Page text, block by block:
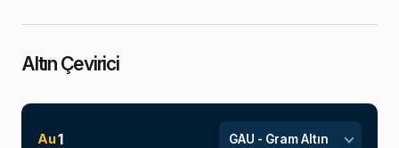
Altın Çevirici
Au